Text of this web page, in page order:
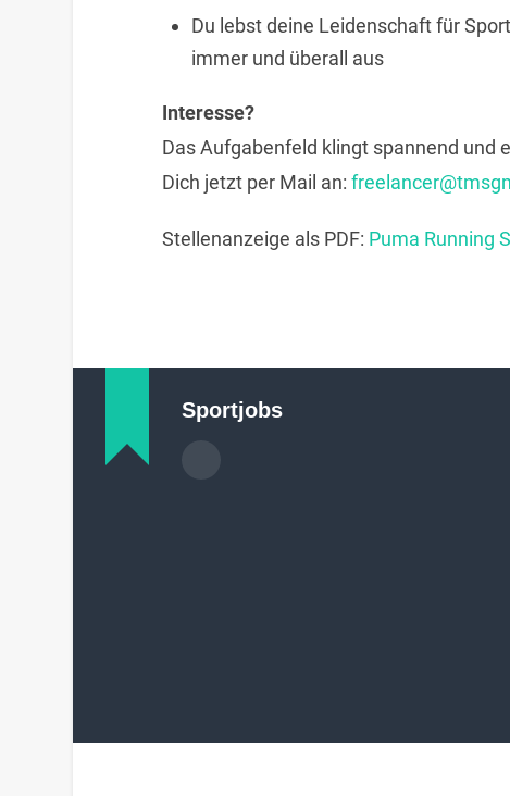
Du lebst deine Leidenschaft für
immer und überall aus
Interesse?
Das Aufgabenfeld klingt spannend und
Dich jetzt per Mail an:
Stellenanzeige als PDF: Puma Running
Sportjobs